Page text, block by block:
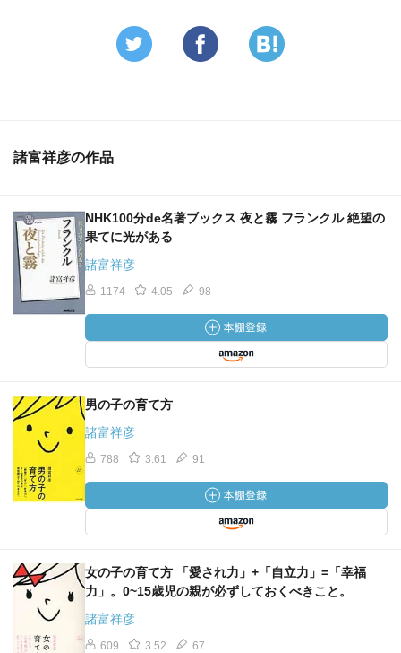
諸富祥彦の作品
NHK100分de名著ブックス 夜と霧 フランクル 絶望の
果てに光がある
諸富祥彦
1174 4.05 98
男の子の育て方
諸富祥彦
788 3.61 91
女の子の育て方 「愛され力」+「自立力」=「幸福
力」。0~15歳児の親が必ずしておくべきこと。
諸富祥彦
609 3.52 67